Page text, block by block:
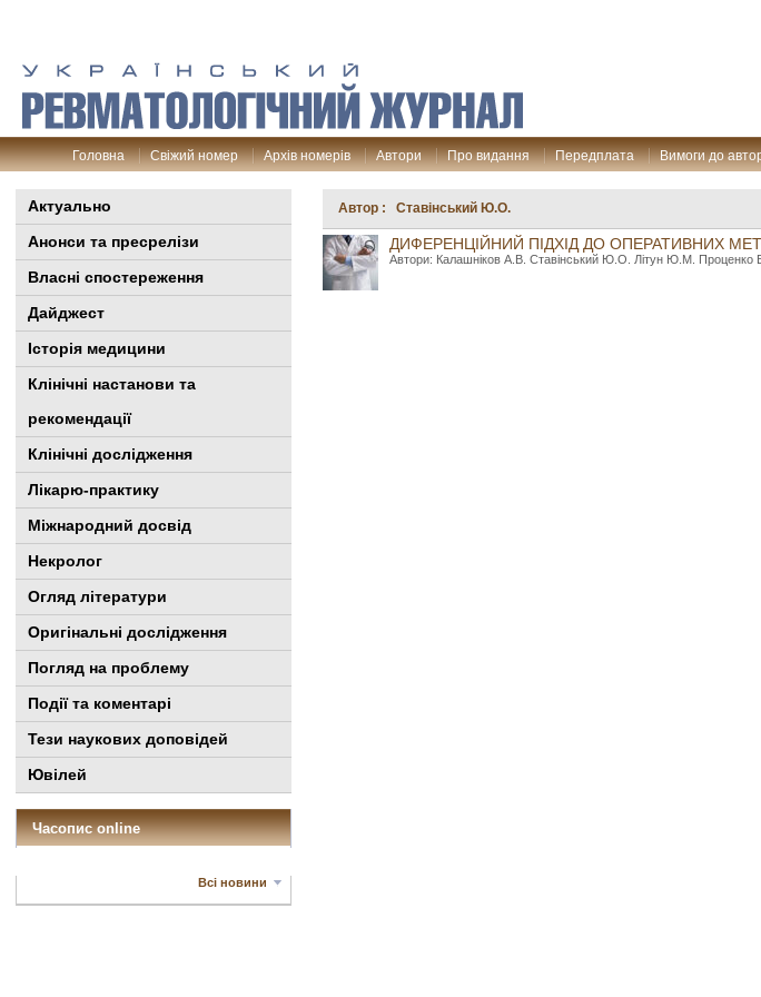
Головна Свіжий номер Архів номерів Автори Про видання Передплата Вимоги до
Актуально
Анонси та пресрелізи
Власні спостереження
Дайджест
Історія медицини
Клінiчні настанови та
рекомендації
Клінічні дослідження
Лікарю-практику
Міжнародний досвід
Некролог
Огляд літератури
Оригінальні дослідження
Погляд на проблему
Події та коментарі
Тези наукових доповідей
Ювілей
Часопис online
Всі новини
Автор : Ставінський Ю.О.
ДИФЕРЕНЦІЙНИЙ ПІДХІД ДО ОПЕРАТИВНИХ
Автори: Калашніков А.В. Ставінський Ю.О. Літун Ю.М. Проценко